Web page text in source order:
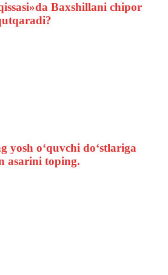
Baxshillani chipor
yosh o‘quvchi do‘stlariga
asarini toping.